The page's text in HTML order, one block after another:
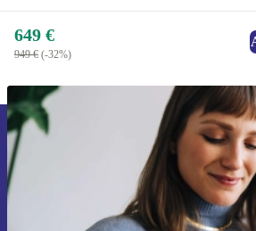
649 €
949 € (-32%)
Subscreve a nossa
primeira vez e poupa
Não percas mais nenhuma